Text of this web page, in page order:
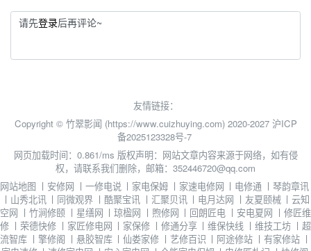
请先登录后再评论~
友情链接：
Copyright © 竹翠影闻 (https://www.cuizhuying.com) 2020-2027 沪ICP
备2025123328号-7
网页加载时间：0.861/ms 版权声明：网站文章内容来源于网络，如有侵
权，请联系我们删除，邮箱：352446720@qq.com
网站地图 丨 安修网 丨 一修电说 丨 家电保姆 丨 家速电修网 丨 电修通 丨琴韵章讯
丨 山秀北讯 丨 同微观界 丨 酷聚宝讯 丨 汇聚贝讯 丨 电月达网 丨 友夏颐械 丨云知
空网 丨 竹涧修颐 丨 星缮网 丨琼楹网 丨 煦修网 丨 回朗匠电 丨 安电夏网 丨 修匠维
修 丨 荣德快修 丨 家匠修电网 丨 家保修 丨 修通分享 丨维保快线 丨维技工坊 丨 超
流智库 丨 擎修阁 丨 悬胶智库 丨仙娄家修 丨 艺修百识 丨 阿途修站 丨 有家修站 丨